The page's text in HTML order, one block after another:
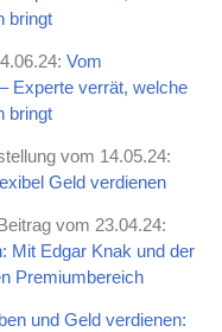
bringt
Vom
Experte verrät, welche
bringt
vom 14.05.24:
Geld verdienen
vom 23.04.24:
Mit Edgar Knak und der
Premiumbereich
und Geld verdienen: